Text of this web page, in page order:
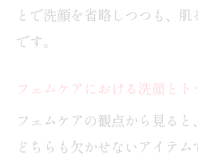
とで洗顔を省略しつつも、
です。
フェムケアにおける洗顔とト
フェムケアの観点から見る
どちらも欠かせないアイテ